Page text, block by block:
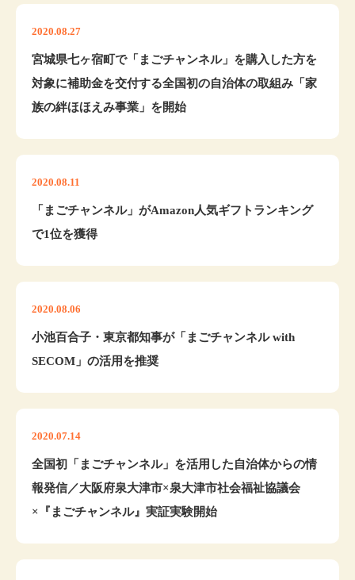
2020.08.27
宮城県七ヶ宿町で「まごチャンネル」を購入した方を
対象に補助金を交付する全国初の自治体の取組み「家
族の絆ほほえみ事業」を開始
2020.08.11
​「まごチャンネル」がAmazon人気ギフトランキング
で1位を獲得
2020.08.06
小池百合子・東京都知事が「まごチャンネル with
SECOM」の活用を推奨
2020.07.14
全国初「まごチャンネル」を活用した自治体からの情
報発信／大阪府泉大津市×泉大津市社会福祉協議会
×『まごチャンネル』実証実験開始